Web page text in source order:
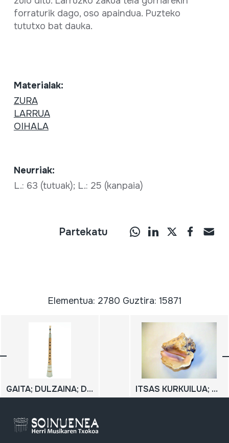
forraturik dago, oso apaindua. Puzteko
tututxo bat dauka.
Materialak:
ZURA
LARRUA
OIHALA
Neurriak:
L.: 63 (tutuak); L.: 25 (kanpaia)
Partekatu
Elementua: 2780 Guztira: 15871
GAITA; DULZAINA; DULTZAINA ITSAS KURKUILUA; CARACOLA